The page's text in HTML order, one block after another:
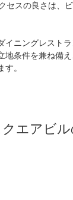
セスの良さは、
イニングレスト
地条件を兼ね備
。
エアビル